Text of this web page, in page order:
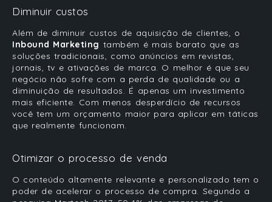
Diminuir custos
Além de diminuir custos de aquisição de clientes, o
Inbound Marketing também é mais barato que as
soluções tradicionais, como anúncios em revistas,
jornais, tv e ativações de marca. O melhor é que seu
negócio não sofre com a perda de qualidade ou a
diminuição de resultados. É apenas um investimento
mais eficiente. Com menos desperdício de recursos
você tem um orçamento maior para aplicar em táticas
que realmente funcionam.
Otimizar o processo de venda
O conteúdo altamente relevante e personalizado tem o
poder de acelerar o processo de compra. Segundo a